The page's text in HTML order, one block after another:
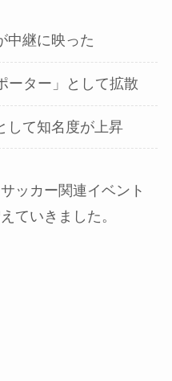
中継に映った
ーター」として拡散
して知名度が上昇
ッカー関連イベント
ていきました。